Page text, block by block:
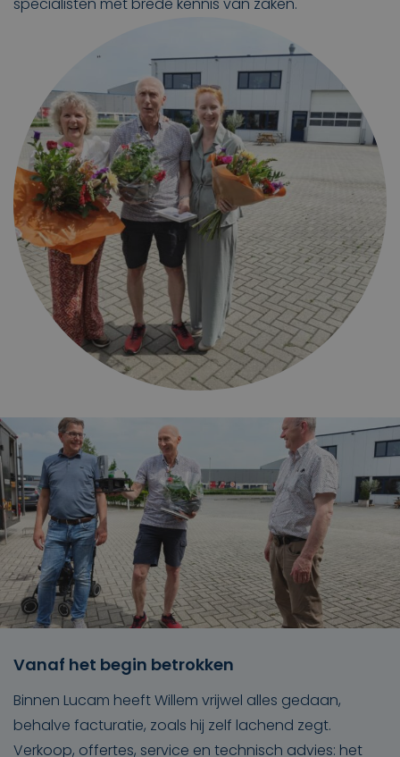
specialisten met brede kennis van zaken.
Vanaf het begin betrokken
Binnen Lucam heeft Willem vrijwel alles gedaan,
behalve facturatie, zoals hij zelf lachend zegt.
Verkoop, offertes, service en technisch advies: het